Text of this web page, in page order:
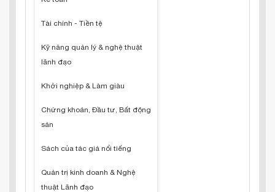
Tài chính - Tiền tệ
Kỹ năng quản lý & nghệ thuật
lãnh đạo
Khởi nghiệp & Làm giàu
Chứng khoán, Đầu tư, Bất động
sản
Sách của tác giả nổi tiếng
Quản trị kinh doanh & Nghệ
thuật Lãnh đạo